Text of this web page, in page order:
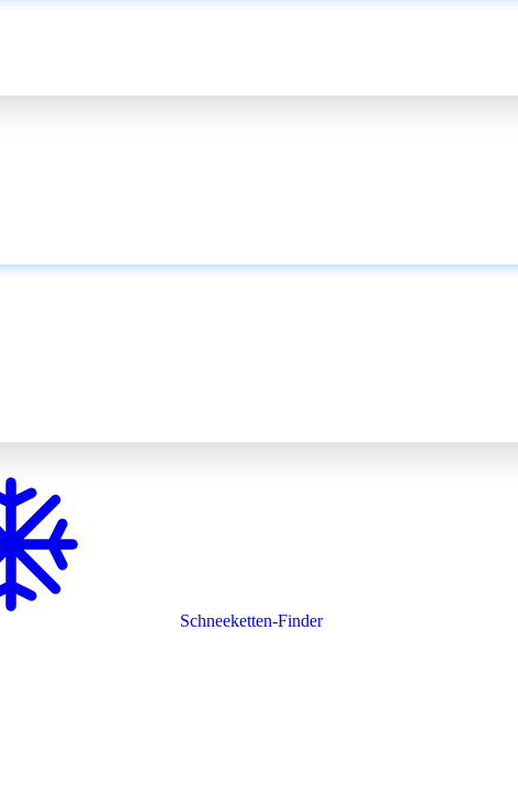
Schneeketten-Finder